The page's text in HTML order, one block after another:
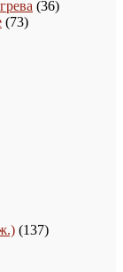
3636
7373
137137